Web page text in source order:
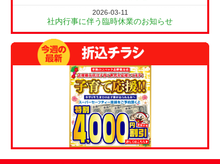
2026-03-11
社内行事に伴う臨時休業のお知らせ